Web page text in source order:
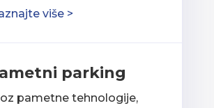
više >
parking
pametne tehnologije,